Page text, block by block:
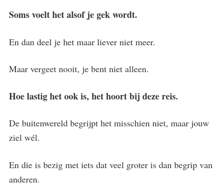
Soms voelt het alsof je gek wordt.
En dan deel je het maar liever niet meer.
Maar vergeet nooit, je bent niet alleen.
Hoe lastig het ook is, het hoort bij deze reis.
De buitenwereld begrijpt het misschien niet, maar jouw
ziel wél.
En die is bezig met iets dat veel groter is dan begrip van
anderen.